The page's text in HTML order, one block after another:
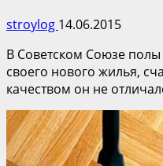
stroylog 14.06.2015
В Советском Союзе
своего нового жилья,
качеством он не